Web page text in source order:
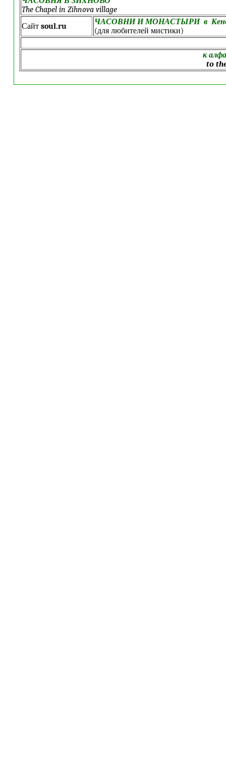
The Chapel in Zihnova village
Сайтsoul.ru
ЧАСОВНИ И МОНАСТЫРИ в
(для любителей мистики)
к
to